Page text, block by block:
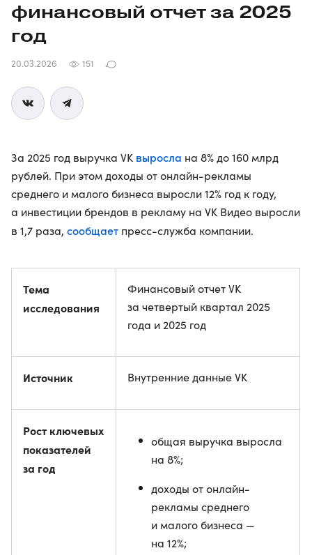
финансовый отчет за 2025
год
20.03.2026 151
За 2025 год выручка VK выросла на 8% до 160 млрд
рублей. При этом доходы от онлайн-рекламы
среднего и малого бизнеса выросли 12% год к году,
а инвестиции брендов в рекламу на VK Видео выросли
в 1,7 раза, сообщает пресс-служба компании.
Тема
исследования
Финансовый отчет VK
за четвертый квартал 2025
года и 2025 год
Источник Внутренние данные VK
Рост ключевых
показателей
за год
общая выручка выросла
на 8%;
доходы от онлайн-
рекламы среднего
и малого бизнеса —
на 12%;